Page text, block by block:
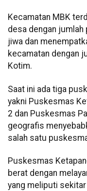
Kecamatan MBK
desa dengan
jiwa dan
kecamatan dengan
Kotim.
Saat ini ada tiga
yakni Puskesmas
2 dan Puskesmas
geografis
salah satu
Puskesmas
berat dengan
yang meliputi